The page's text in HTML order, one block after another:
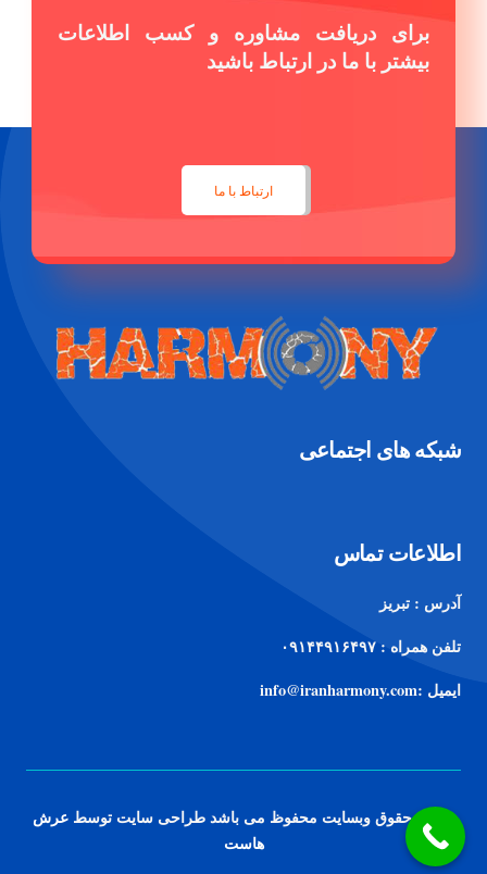
برای دریافت مشاوره و کسب اطلاعات
بیشتر با ما در ارتباط باشید
ارتباط با ما
شبکه های اجتماعی
اطلاعات تماس
آدرس : تبریز
تلفن همراه : ۰۹۱۴۴۹۱۶۴۹۷
ایمیل :info@iranharmony.com
تمامی حقوق وبسایت محفوظ می باشد طراحی سایت توسطعرش
هاست